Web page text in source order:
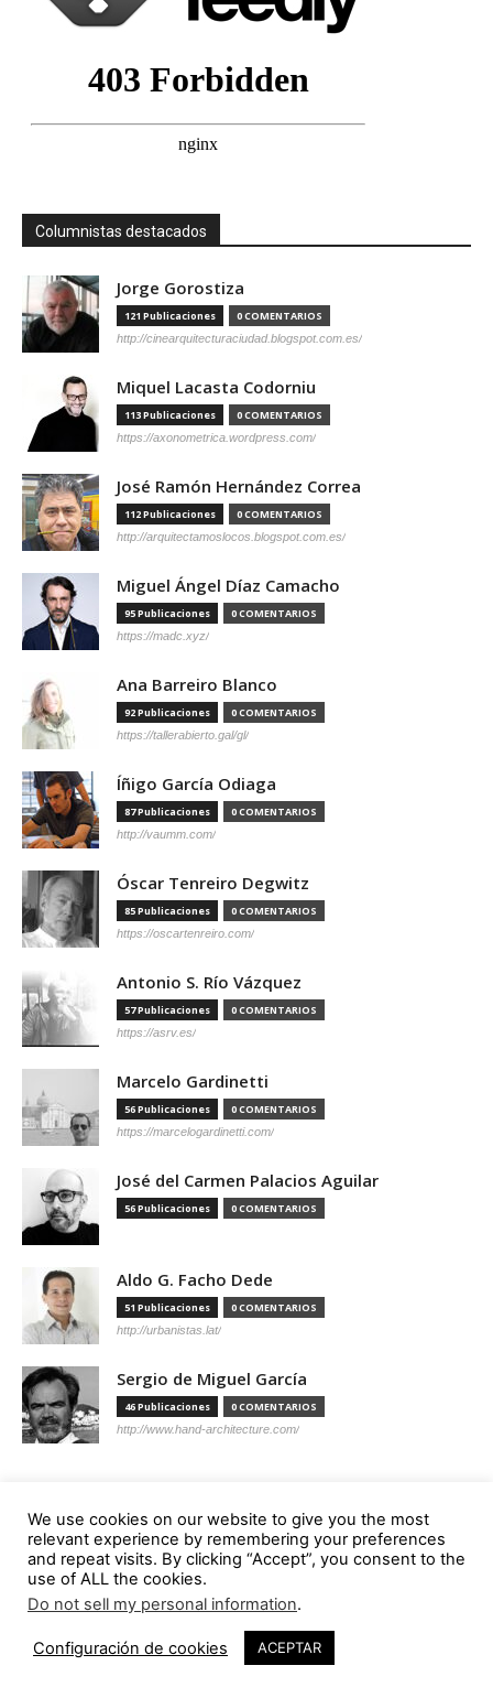
Columnistas destacados
Jorge Gorostiza
121 Publicaciones 0 COMENTARIOS
http://cinearquitecturaciudad.blogspot.com.es/
Miquel Lacasta Codorniu
113 Publicaciones 0 COMENTARIOS
https://axonometrica.wordpress.com/
José Ramón Hernández Correa
112 Publicaciones 0 COMENTARIOS
http://arquitectamoslocos.blogspot.com.es/
Miguel Ángel Díaz Camacho
95 Publicaciones 0 COMENTARIOS
https://madc.xyz/
Ana Barreiro Blanco
92 Publicaciones 0 COMENTARIOS
https://tallerabierto.gal/gl/
Íñigo García Odiaga
87 Publicaciones 0 COMENTARIOS
http://vaumm.com/
Óscar Tenreiro Degwitz
85 Publicaciones 0 COMENTARIOS
https://oscartenreiro.com/
Antonio S. Río Vázquez
57 Publicaciones 0 COMENTARIOS
https://asrv.es/
Marcelo Gardinetti
56 Publicaciones 0 COMENTARIOS
https://marcelogardinetti.com/
José del Carmen Palacios Aguilar
56 Publicaciones 0 COMENTARIOS
Aldo G. Facho Dede
51 Publicaciones 0 COMENTARIOS
http://urbanistas.lat/
Sergio de Miguel García
46 Publicaciones 0 COMENTARIOS
http://www.hand-architecture.com/
Suscripción
We use cookies on our website to give you the most
relevant experience by remembering your preferences
and repeat visits. By clicking “Accept”, you consent to the
use of ALL the cookies.
Do not sell my personal information.
Configuración de cookies ACEPTAR